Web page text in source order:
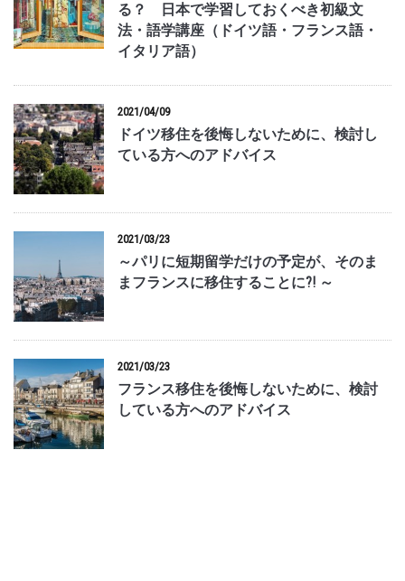
る？ 日本で学習しておくべき初級文
法・語学講座（ドイツ語・フランス語・
イタリア語）
2021/04/09
ドイツ移住を後悔しないために、検討し
ている方へのアドバイス
2021/03/23
～パリに短期留学だけの予定が、そのま
まフランスに移住することに?! ～
2021/03/23
フランス移住を後悔しないために、検討
している方へのアドバイス